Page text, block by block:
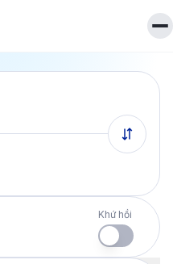
Khứ hồi